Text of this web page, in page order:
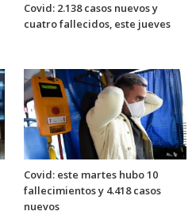
Covid: 2.138 casos nuevos y
cuatro fallecidos, este jueves
Covid: este martes hubo 10
fallecimientos y 4.418 casos
nuevos